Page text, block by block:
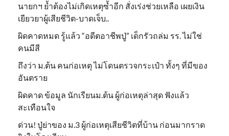
นายกฯ ย้ำต้องไม่เกิดเหตุซ้ำอีก สั่งเร่งช่วยเหลือ เผยเงิน
เยียวยาผู้เสียชีวิต-บาดเจ็บ..
ผิดคาดหมด รู้แล้ว “อดีตอาชีพปู่” เด็กรัวถล่ม รร. ไม่ใช่
คนมีสี
ถึงว่า ม.ต้น คนก่อเหตุ ไม่โดนตรวจกระเป๋า ทั้งๆ ที่มีของ
อันตราย
ผิดคาด ข้อมูล นักเรียนม.ต้น ผู้ก่อเหตุล่าสุด ฟังแล้ว
สะเทือนใจ
ด่วน! ปู่ย่าของ ม.3 ผู้ก่อเหตุเสียชีวิตที่บ้าน ก่อนมากราด